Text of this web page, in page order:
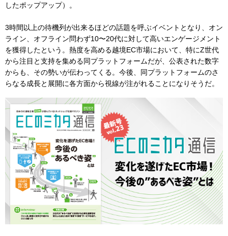
したポップアップ）。
3時間以上の待機列が出来るほどの話題を呼ぶイベントとなり、オン
ライン、オフライン問わず10〜20代に対して高いエンゲージメント
を獲得したという。熱度を高める越境EC市場において、特にZ世代
から注目と支持を集める同プラットフォームだが、公表された数字
からも、その勢いが伝わってくる。今後、同プラットフォームのさ
らなる成長と展開に各方面から視線が注がれることになりそうだ。